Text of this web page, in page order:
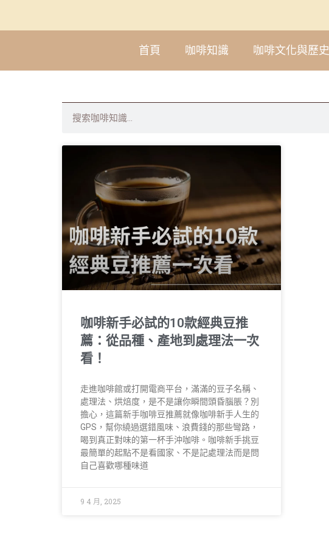
首頁 咖啡知識 咖啡文化與歷史
咖啡新手必試的10款經典豆推
薦：從品種、產地到處理法一次
看！
走進咖啡館或打開電商平台，滿滿的豆子名稱、
處理法、烘焙度，是不是讓你瞬間頭昏腦脹？別
擔心，這篇新手咖啡豆推薦就像咖啡新手人生的
GPS，幫你繞過選錯風味、浪費錢的那些彎路，
喝到真正對味的第一杯手沖咖啡。咖啡新手挑豆
最簡單的起點不是看國家、不是記處理法而是問
自己喜歡哪種味道
9 4 月, 2025